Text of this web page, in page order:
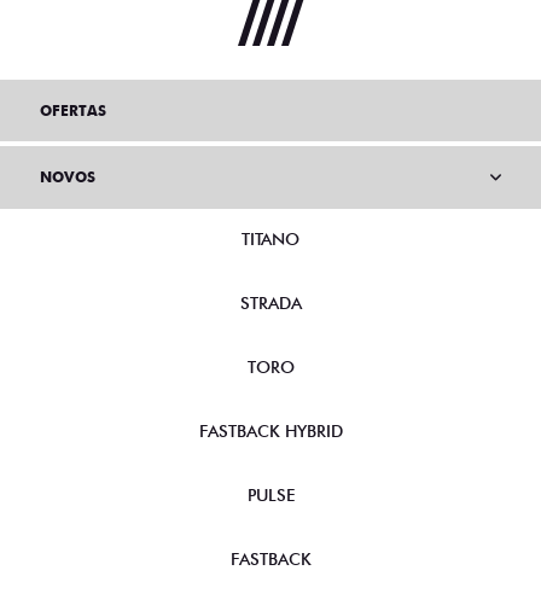
OFERTAS
NOVOS
TITANO
STRADA
TORO
FASTBACK HYBRID
PULSE
FASTBACK